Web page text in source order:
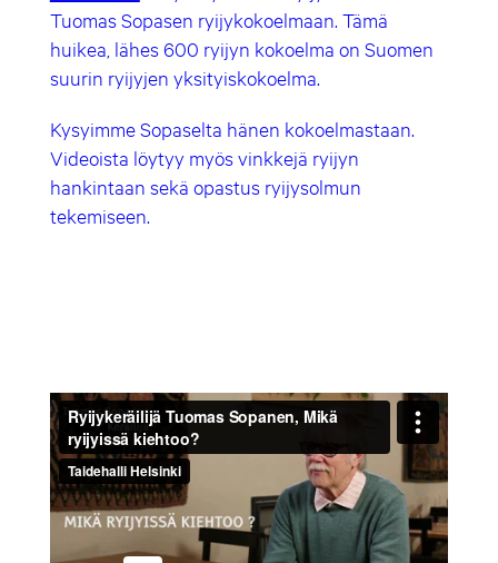
Tuomas Sopasen ryijykokoelmaan. Tämä
huikea, lähes 600 ryijyn kokoelma on Suomen
suurin ryijyjen yksityiskokoelma.
Kysyimme Sopaselta hänen kokoelmastaan.
Videoista löytyy myös vinkkejä ryijyn
hankintaan sekä opastus ryijysolmun
tekemiseen.